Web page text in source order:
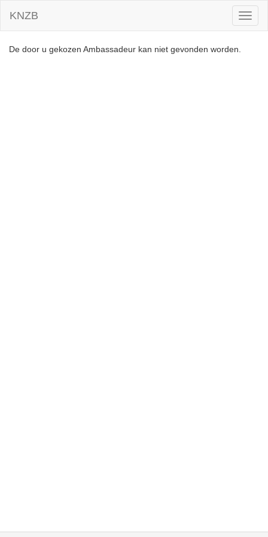
KNZB
De door u gekozen Ambassadeur kan niet gevonden worden.